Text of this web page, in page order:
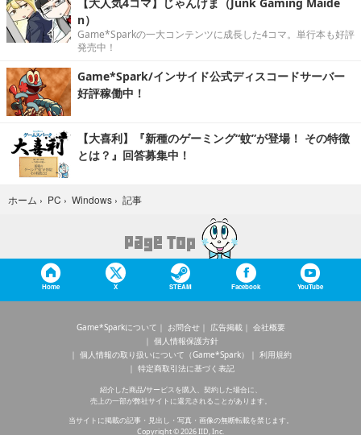
n）
Game*Sparkの一大コンテンツに成長した4コマ。単行本も好評
発売中！
Game*Spark/インサイド公式ディスコードサーバー
好評稼働中！
【大喜利】『新種のゲーミング“蚊”が登場！ その特徴
とは？』回答募集中！
ホーム › PC › Windows › 記事
Home X STEAM Facebook YouTube
Game*Sparkについて お問合せ 広告掲載
会社概要
個人情報保護方針
個人情報の取り扱いについて（Game*Spark）
利用規約
特定商取引法に基づく表記
紹介した商品/サービスを購入、契約した場合に、
売上の一部が弊社サイトに還元されることがあります。
当サイトに掲載の記事・見出し・写真・画像の無断転載を禁じます。
Copyright © 2026 IID, Inc.